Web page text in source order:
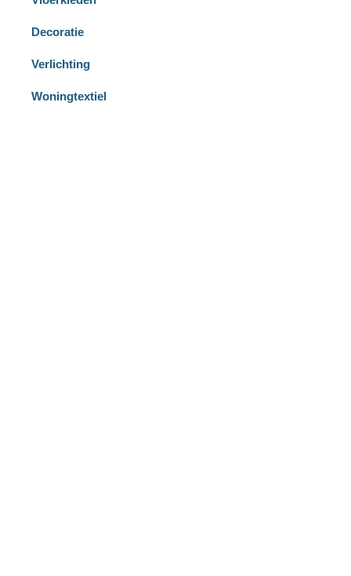
Decoratie
Verlichting
Woningtextiel